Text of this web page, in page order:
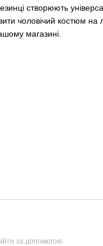
створюють
чоловічий костюм на
магазині.
за допомогою